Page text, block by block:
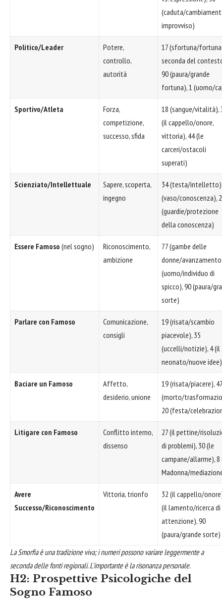
(caduta/
improvviso)
Politico/Leader
Potere,
controllo,
autorità
17 (sfortuna/
seconda del
90 (paura/grande
fortuna), 1 (uomo/
Sportivo/Atleta
Forza,
competizione,
successo, sfida
18 (sangue/vitalità),
(il cappello/onore,
vittoria), 44 (le
carceri/ostacoli
superati)
Scienziato/Intellettuale
Sapere, scoperta,
ingegno
34 (testa/
(vaso/conoscenza),
(guardie/protezione
della conoscenza)
Essere Famoso (nel sogno)
Riconoscimento,
ambizione
77 (gambe delle
donne/
(uomo/individuo di
spicco), 90 (paura/
sorte)
Parlare con Famoso
Comunicazione,
consigli
19 (risata/scambio
piacevole), 35
(uccelli/notizie), 4 (il
neonato/nuove idee)
Baciare un Famoso
Affetto,
desiderio, unione
19 (risata/piacere),
(morto/
20 (festa/
Litigare con Famoso
Conflitto interno,
dissenso
27 (il pettine/
di problemi), 30 (le
campane/allarme), 8
Madonna/
Avere
Successo/Riconoscimento
Vittoria, trionfo
32 (il cappello/
(il lamento/ricerca di
attenzione), 90
(paura/grande sorte)
La Smorfia è una tradizione viva; i numeri possono variare leggermente a
seconda delle fonti regionali. L'importante è la risonanza personale.
H2: Prospettive Psicologiche del
Sogno Famoso